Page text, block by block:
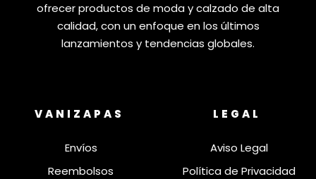
ofrecer productos de moda y calzado de alta
calidad, con un enfoque en los últimos
lanzamientos y tendencias globales.
VANIZAPAS
Envíos
Reembolsos
LEGAL
Aviso Legal
Política de Privacidad